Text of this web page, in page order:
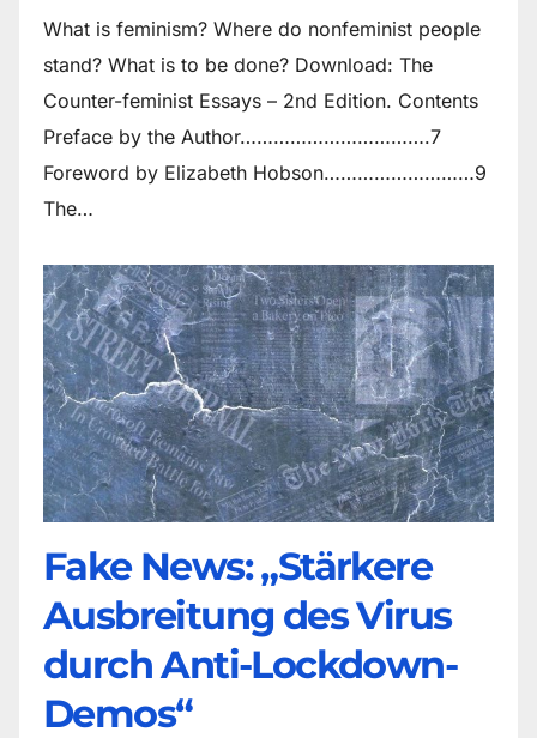
What is feminism? Where do non­feminist people
stand? What is to be done? Download: The
Counter-feminist Essays – 2nd Edition. Contents
Preface by the Author…………………………….7
Foreword by Elizabeth Hobson………………………9
The…
Fake News: „Stärkere
Ausbreitung des Virus
durch Anti-Lockdown-
Demos“